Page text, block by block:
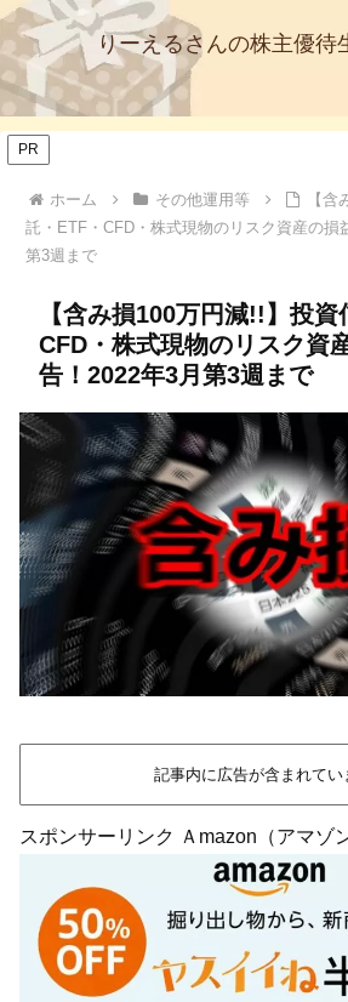
りーえるさんの株主優待
PR
ホーム その他運用等
【
託・ETF・CFD・株式現物のリスク資産の損
第3週まで
【含み損100万円減!!】投資
CFD・株式現物のリスク資
告！2022年3月第3週まで
記事内に広告が含まれてい
スポンサーリンク Ａmazon（アマゾン